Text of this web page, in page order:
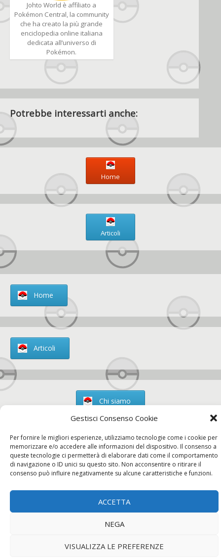
Gestisci Consenso Cookie
Per fornire le migliori esperienze, utilizziamo tecnologie come i cookie per
memorizzare e/o accedere alle informazioni del dispositivo. Il consenso a
queste tecnologie ci permetterà di elaborare dati come il comportamento
di navigazione o ID unici su questo sito. Non acconsentire o ritirare il
consenso può influire negativamente su alcune caratteristiche e funzioni.
ACCETTA
NEGA
VISUALIZZA LE PREFERENZE
Johto World è affiliato a
Pokémon Central, la community
che ha creato la più grande
enciclopedia online italiana
dedicata all’universo di
Pokémon.
Potrebbe interessarti anche:
Home
Articoli
Home
Articoli
Chi siamo
Contatti